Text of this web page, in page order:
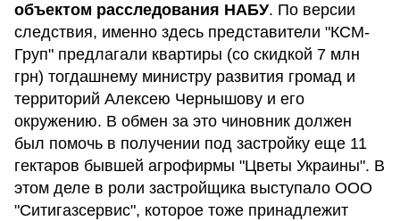
объектом расследования НАБУ. По версии
следствия, именно здесь представители "КСМ-
Груп" предлагали квартиры (со скидкой 7 млн
грн) тогдашнему министру развития громад и
территорий Алексею Чернышову и его
окружению. В обмен за это чиновник должен
был помочь в получении под застройку еще 11
гектаров бывшей агрофирмы "Цветы Украины". В
этом деле в роли застройщика выступало ООО
"Ситигазсервис", которое тоже принадлежит